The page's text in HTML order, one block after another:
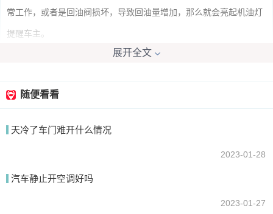
常工作，或者是回油阀损坏，导致回油量增加，那么就会亮起机油灯
提醒车主。
2022-12-09 09:02:39
能传感器有问题，导致虚报故障。不管哪种原因，亮机油灯都是比较
展开全文
随便看看
天冷了车门难开什么情况
2023-01-28
汽车静止开空调好吗
2023-01-27